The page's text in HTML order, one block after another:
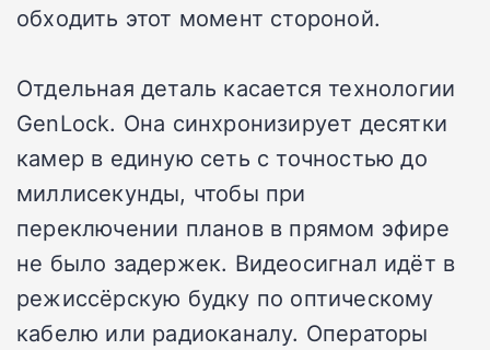
обходить этот момент стороной.
Отдельная деталь касается технологии
GenLock. Она синхронизирует десятки
камер в единую сеть с точностью до
миллисекунды, чтобы при
переключении планов в прямом эфире
не было задержек. Видеосигнал идёт в
режиссёрскую будку по оптическому
кабелю или радиоканалу. Операторы